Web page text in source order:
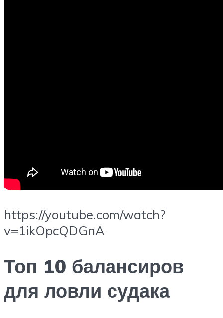
https://youtube.com/watch?
v=1ikOpcQDGnA
Топ 10 балансиров
для ловли судака